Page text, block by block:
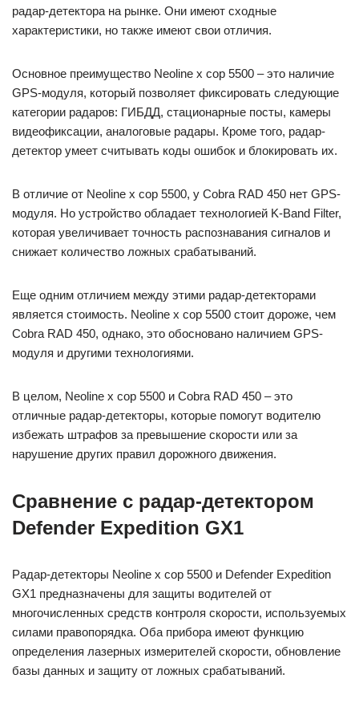
радар-детектора на рынке. Они имеют сходные
характеристики, но также имеют свои отличия.
Основное преимущество Neoline x cop 5500 – это наличие
GPS-модуля, который позволяет фиксировать следующие
категории радаров: ГИБДД, стационарные посты, камеры
видеофиксации, аналоговые радары. Кроме того, радар-
детектор умеет считывать коды ошибок и блокировать их.
В отличие от Neoline x cop 5500, у Cobra RAD 450 нет GPS-
модуля. Но устройство обладает технологией K-Band Filter,
которая увеличивает точность распознавания сигналов и
снижает количество ложных срабатываний.
Еще одним отличием между этими радар-детекторами
является стоимость. Neoline x cop 5500 стоит дороже, чем
Cobra RAD 450, однако, это обосновано наличием GPS-
модуля и другими технологиями.
В целом, Neoline x cop 5500 и Cobra RAD 450 – это
отличные радар-детекторы, которые помогут водителю
избежать штрафов за превышение скорости или за
нарушение других правил дорожного движения.
Сравнение с радар-детектором
Defender Expedition GX1
Радар-детекторы Neoline x cop 5500 и Defender Expedition
GX1 предназначены для защиты водителей от
многочисленных средств контроля скорости, используемых
силами правопорядка. Оба прибора имеют функцию
определения лазерных измерителей скорости, обновление
базы данных и защиту от ложных срабатываний.